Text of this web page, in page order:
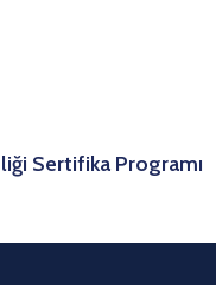
Sertifika Programı